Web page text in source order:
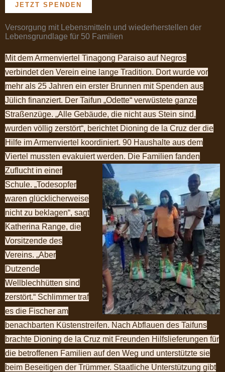
JETZT SPENDEN
Versorgung mit Lebensmitteln und wiederherstellen der
Lebensgrundlage für 50 Familien
Mit dem Armenviertel Tinagong Paraiso auf Negros
verbindet den Verein eine lange Tradition. Dort wurde vor
mehr als 25 Jahren ein erster Brunnen mit Spenden aus
Jülich finanziert. Der Taifun „Odette“ verwüstete ganze
Straßenzüge. „Alle Gebäude, die nicht aus Stein sind,
wurden völlig zerstört“, berichtet Dioning de la Cruz der die
Hilfe im Armenviertel koordiniert. 90 Haushalte aus dem
Viertel mussten evakuiert werden. Die Familien fanden
Zuflucht in einer
Schule. „Todesopfer
waren glücklicherweise
nicht zu beklagen“, sagt
Katherina Range, die
Vorsitzende des
Vereins. „Aber
Dutzende
Wellblechhütten sind
zerstört.“ Schlimmer traf
es die Fischer am
benachbarten Küstenstreifen. Nach Abflauen des Taifuns
brachte Dioning de la Cruz mit Freunden Hilfslieferungen für
die betroffenen Familien auf den Weg und unterstützte sie
beim Beseitigen der Trümmer. Staatliche Unterstützung gibt